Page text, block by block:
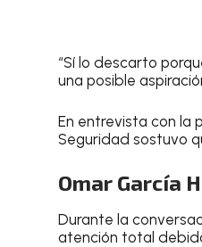
“Sí lo descarto
una posible
En entrevista con la
Seguridad sostuvo
Omar García
Durante la
atención total